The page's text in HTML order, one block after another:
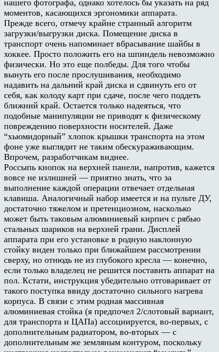
нашего фотографа, однако хотелось бы указать на ряд
моментов, касающихся эргономики аппарата.
Прежде всего, отмечу крайне странный алгоритм
загрузки/выгрузки диска. Помещение диска в
транспорт очень напоминает вбрасывание шайбы в
хоккее. Просто положить его на шпиндель невозможно
физически. Но это еще полбеды. Для того чтобы
вынуть его после прослушивания, необходимо
надавить на дальний край диска и сдвинуть его от
себя, как колоду карт при сдаче, после чего поддеть
ближний край. Остается только надеяться, что
подобные манипуляции не приводят к физическому
повреждению поверхности носителей. Даже
“хьюмидорный” хлопок крышки транспорта на этом
фоне уже выглядит не таким обескураживающим.
Впрочем, разработчикам виднее.
Россыпь кнопок на верхней панели, напротив, кажется
вовсе не излишней — приятно знать, что за
выполнение каждой операции отвечает отдельная
клавиша. Аналогичный набор имеется и на пульте ДУ,
достаточно тяжелом и претенциозном, насколько
может быть таковым алюминиевый кирпич с рябью
стальных шариков на верхней грани. Дисплей
аппарата при его установке в родную наклонную
стойку виден только при ближайшем рассмотрении
сверху, но отнюдь не из глубокого кресла — конечно,
если только владелец не решится поставить аппарат на
пол. Кстати, инструкция убедительно отговаривает от
такого поступка ввиду достаточно сильного нагрева
корпуса. В связи с этим родная массивная
алюминиевая стойка (я предпочел 2/слотовый вариант,
для транспорта и ЦАПа) ассоциируется, во-первых, с
дополнительным радиатором, во-вторых — с
дополнительным же земляным контуром, поскольку